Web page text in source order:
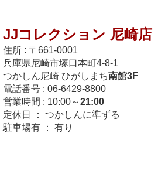
JJコレクション 尼崎店
住所 : 〒661-0001
兵庫県尼崎市塚口本町4-8-1
つかしん尼崎 ひがしまち南館3F
電話番号 : 06-6429-8800
営業時間 : 10:00～21:00
定休日 ： つかしんに準ずる
駐車場有 ： 有り